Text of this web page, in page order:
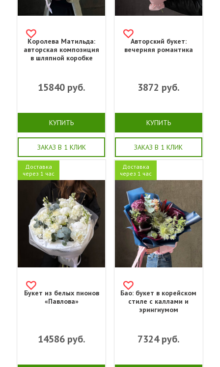
Королева Матильда:
авторская композиция
в шляпной коробке
15840руб.
КУПИТЬ
ЗАКАЗ В 1 КЛИК
Авторский букет:
вечерняя романтика
3872 руб.
КУПИТЬ
ЗАКАЗ В 1 КЛИК
Доставка
через 1 час
Букет из белых пионов
«Павлова»
14586руб.
Доставка
через 1 час
Бао: букет в корейском
стиле с каллами и
эрингиумом
7324руб.